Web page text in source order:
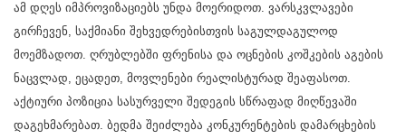
ამ დღეს იმპროვიზაციებს უნდა მოერიდოთ. ვარსკვლავები
გირჩევენ, საქმიანი შეხვედრებისთვის საგულდაგულოდ
მოემზადოთ. ღრუბლებში ფრენისა და ოცნების კოშკების აგების
ნაცვლად, ეცადეთ, მოვლენები რეალისტურად შეაფასოთ.
აქტიური პოზიცია სასურველი შედეგის სწრაფად მიღწევაში
დაგეხმარებათ. ბედმა შეიძლება კონკურენტების დამარცხების